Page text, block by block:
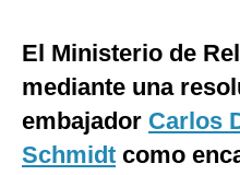
EEUU
México
El Ministerio de
mediante una
embajador Carlos
Schmidt como